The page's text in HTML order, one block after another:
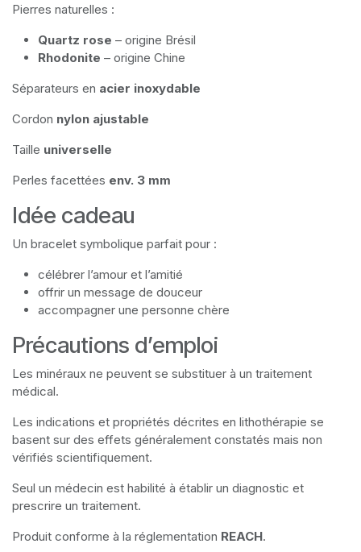
Pierres naturelles :
Quartz rose – origine Brésil
Rhodonite – origine Chine
Séparateurs en acier inoxydable
Cordon nylon ajustable
Taille universelle
Perles facettées env. 3 mm
Idée cadeau
Un bracelet symbolique parfait pour :
célébrer l’amour et l’amitié
offrir un message de douceur
accompagner une personne chère
Précautions d’emploi
Les minéraux ne peuvent se substituer à un traitement
médical.
Les indications et propriétés décrites en lithothérapie se
basent sur des effets généralement constatés mais non
vérifiés scientifiquement.
Seul un médecin est habilité à établir un diagnostic et
prescrire un traitement.
Produit conforme à la réglementation REACH.